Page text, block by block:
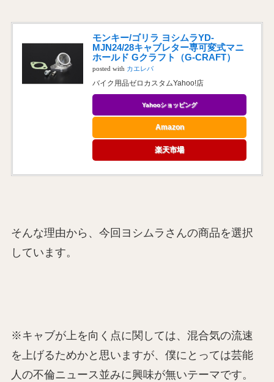
モンキー/ゴリラ ヨシムラYD-
MJN24/28キャブレター専可変式マニ
ホールド Gクラフト（G-CRAFT）
posted with カエレバ
バイク用品ゼロカスタムYahoo!店
Yahooショッピング
Amazon
楽天市場
そんな理由から、今回ヨシムラさんの商品を選択
しています。
※キャブが上を向く点に関しては、混合気の流速
を上げるためかと思いますが、僕にとっては芸能
人の不倫ニュース並みに興味が無いテーマです。